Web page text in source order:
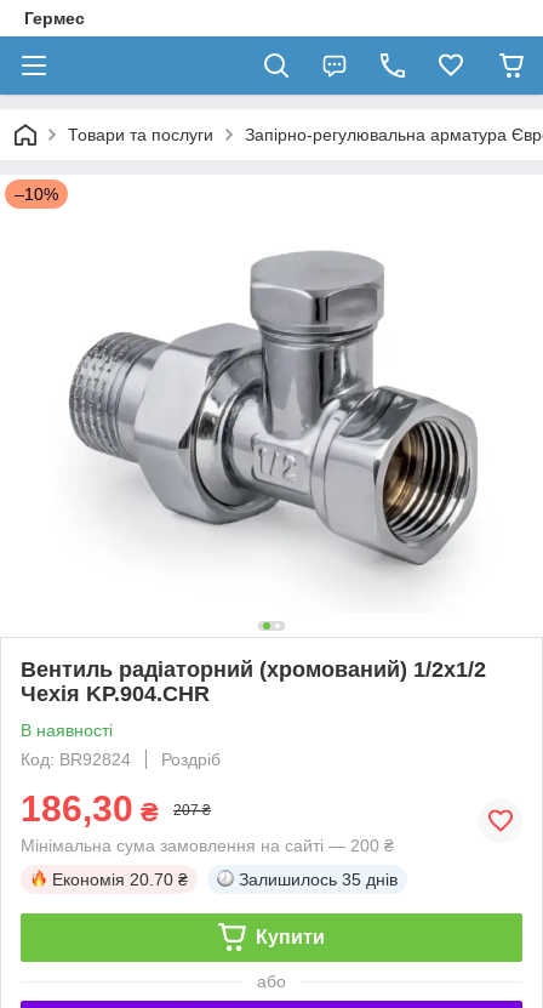
Гермес
Товари та послуги Запірно-регулювальна арматура
–10%
Вентиль радіаторний (хромований) 1/2x1/2
Чехія KP.904.CHR
В наявності
Код: BR92824
Роздріб
186,30 ₴ 207 ₴
Мінімальна сума замовлення на сайті — 200 ₴
Економія 20.70 ₴ Залишилось 35 днів
Купити
або